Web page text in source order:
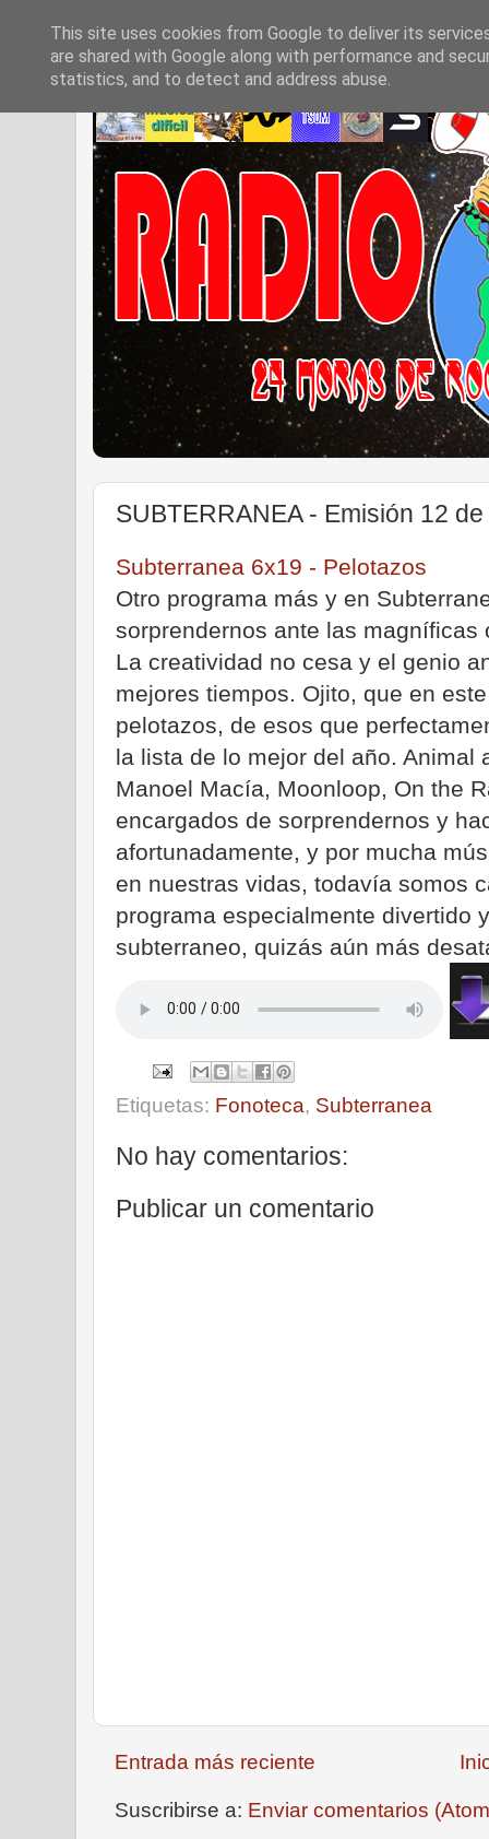
SUBTERRANEA - Emisión 12
Subterranea 6x19 - Pelotazos
Otro programa más y en
sorprendernos ante las magníficas
La creatividad no cesa y el genio
mejores tiempos. Ojito, que en
pelotazos, de esos que
la lista de lo mejor del año. Animal
Manoel Macía, Moonloop, On the
encargados de sorprendernos y
afortunadamente, y por mucha
en nuestras vidas, todavía somos
programa especialmente divertido
subterraneo, quizás aún más
Etiquetas: Fonoteca, Subterranea
No hay comentarios:
Publicar un comentario
Entrada más reciente
Suscribirse a: Enviar comentarios
This site uses cookies from Google to deliver its
are shared with Google along with performance and
statistics, and to detect and address abuse.